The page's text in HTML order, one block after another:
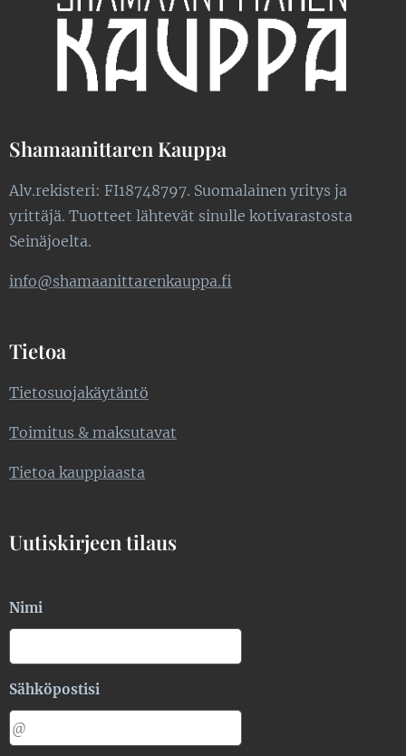
Shamaanittaren Kauppa
Alv.rekisteri: FI18748797. Suomalainen yritys ja
yrittäjä. Tuotteet lähtevät sinulle kotivarastosta
Seinäjoelta.
info@shamaanittarenkauppa.fi
Tietoa
Tietosuojakäytäntö
Toimitus & maksutavat
Tietoa kauppiaasta
Uutiskirjeen tilaus
Nimi
Sähköpostisi